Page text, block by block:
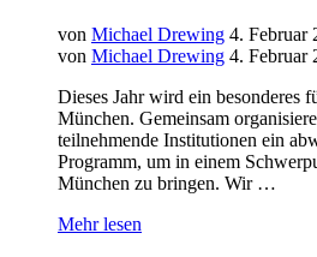
von Michael Drewing 4. Februar
von Michael Drewing 4. Februar
Dieses Jahr wird ein besonderes
München. Gemeinsam
teilnehmende Institutionen ein
Programm, um in einem
München zu bringen. Wir …
Mehr lesen